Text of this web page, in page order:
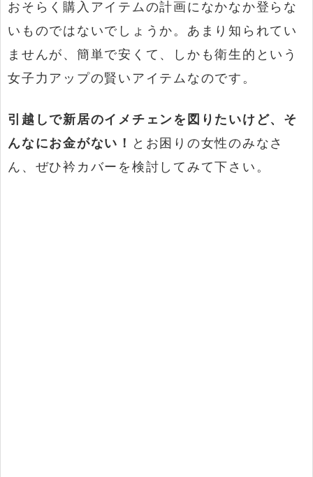
おそらく購入アイテムの計画になかなか登らな
いものではないでしょうか。あまり知られてい
ませんが、簡単で安くて、しかも衛生的という
女子力アップの賢いアイテムなのです。
引越しで新居のイメチェンを図りたいけど、そ
んなにお金がない！ とお困りの女性のみなさ
ん、ぜひ衿カバーを検討してみて下さい。